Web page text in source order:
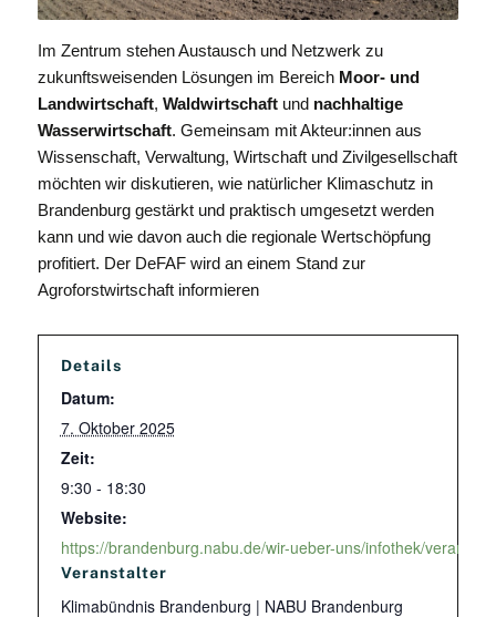
Im Zentrum stehen Austausch und Netzwerk zu
zukunftsweisenden Lösungen im Bereich Moor- und
Landwirtschaft, Waldwirtschaftund nachhaltige
Wasserwirtschaft. Gemeinsam mit Akteur:innen aus
Wissenschaft, Verwaltung, Wirtschaft und Zivilgesellschaft
möchten wir diskutieren, wie natürlicher Klimaschutz in
Brandenburg gestärkt und praktisch umgesetzt werden
kann und wie davon auch die regionale Wertschöpfung
profitiert. Der DeFAF wird an einem Stand zur
Agroforstwirtschaft informieren
Details
Datum:
7. Oktober 2025
Zeit:
9:30 - 18:30
Website:
https://brandenburg.nabu.de/wir-ueber-uns/infothek/
Veranstalter
Klimabündnis Brandenburg | NABU Brandenburg